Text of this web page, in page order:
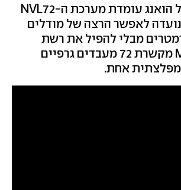
במרכז החזון של הואנג עומדת מערכת ה-NVL72
לאפשר הרצה של מודלים
מבלי להפיל את רשת
החשמל. MVL72 מקשרת 72 מעבדים גרפיים
מפלצתית אחת.